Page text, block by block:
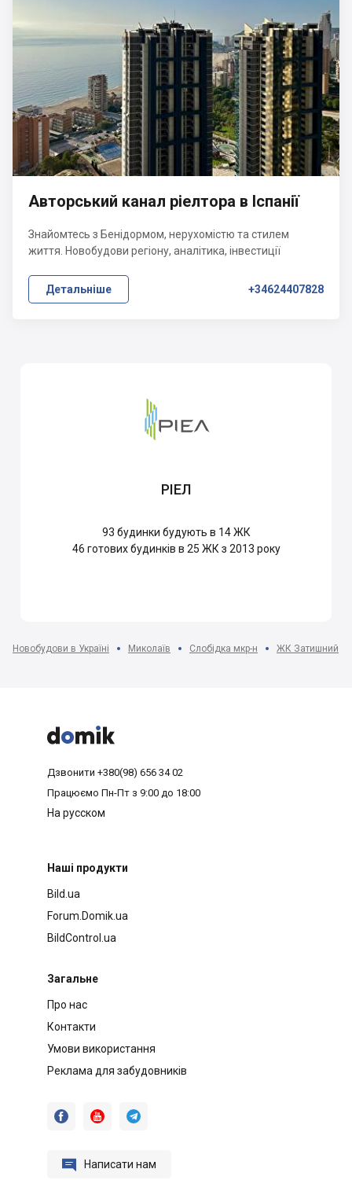
Авторський канал ріелтора в Іспанії
Знайомтесь з Бенідормом, нерухомістю та стилем
життя. Новобудови регіону, аналітика, інвестиції
Детальніше +34624407828
РІЕЛ
93 будинки будують в 14 ЖК
46 готових будинків в 25 ЖК з 2013 року
Новобудови в Україні Миколаїв Слобідка мкр-н ЖК Затишний



Дзвонити +380(98) 656 34 02
Працюємо Пн-Пт з 9:00 до 18:00
На русском
Наші продукти
Bild.ua
Forum.Domik.ua
BildControl.ua
Загальне
Про нас
Контакти
Умови використання
Реклама для забудовників
  
 Написати нам